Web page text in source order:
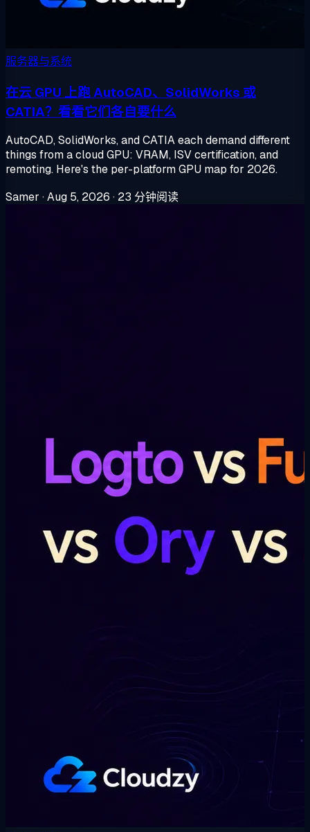
服务器与系统
在云 GPU 上跑 AutoCAD、SolidWorks 或
CATIA？看看它们各自要什么
AutoCAD, SolidWorks, and CATIA each demand different
things from a cloud GPU: VRAM, ISV certification, and
remoting. Here's the per-platform GPU map for 2026.
Samer ·Aug 5, 2026 · 23 分钟阅读